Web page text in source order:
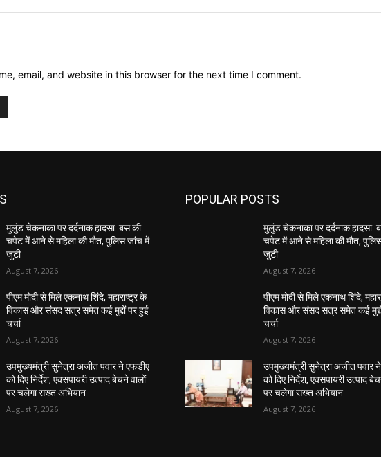
email, and website in this browser for the next time I comment.
मुलुंड चेकनाका पर दर्दनाक हादसा: बस की
चपेट में आने से महिला की मौत, पुलिस जांच में
जुटी
August 7, 2026
पीएम मोदी से मिले एकनाथ शिंदे, महाराष्ट्र के
विकास और संसद सत्र समेत कई मुद्दों पर हुई
चर्चा
August 7, 2026
उपमुख्यमंत्री सुनेत्रा अजीत पवार ने एफडीए
को दिए निर्देश, एक्सपायरी उत्पाद बेचने वालों
पर चलेगा सख्त अभियान
August 7, 2026
POPULAR POSTS
मुलुंड चेकनाका पर दर्दनाक हादसा:
चपेट में आने से महिला की मौत,
जुटी
August 7, 2026
पीएम मोदी से मिले एकनाथ शिंदे,
विकास और संसद सत्र समेत कई
चर्चा
August 7, 2026
उपमुख्यमंत्री सुनेत्रा अजीत पवार
को दिए निर्देश, एक्सपायरी उत्पाद
पर चलेगा सख्त अभियान
August 7, 2026